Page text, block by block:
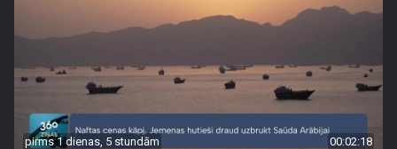
pirms 1 dienas, 5 stundām 00:02:18